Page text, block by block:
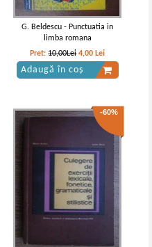
G. Beldescu - Punctuatia in
limba romana
Pret:10,00Lei 4,00 Lei
Adaugă în coș
-60%